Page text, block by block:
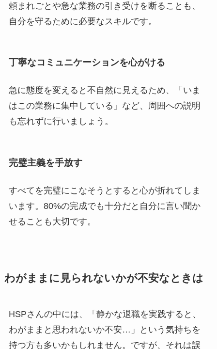
頼まれごとや急な業務の引き受けを断ることも、
自分を守るために必要なスキルです。
丁寧なコミュニケーションを心がける
急に態度を変えると不自然に見えるため、「いま
はこの業務に集中している」など、周囲への説明
も忘れずに行いましょう。
完璧主義を手放す
すべてを完璧にこなそうとすると心が折れてしま
います。80%の完成でも十分だと自分に言い聞か
せることも大切です。
わがままに見られないかが不安なときは
HSPさんの中には、「静かな退職を実践すると、
わがままと思われないか不安…」という気持ちを
持つ方も多いかもしれません。ですが、それは誤